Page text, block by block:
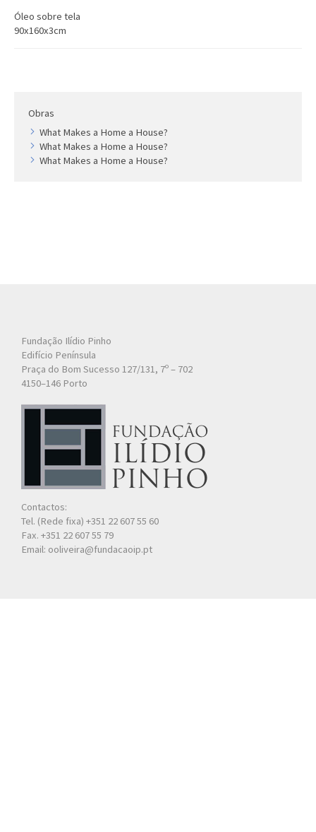
Óleo sobre tela
90x160x3cm
Obras
What Makes a Home a House?
What Makes a Home a House?
What Makes a Home a House?
Fundação Ilídio Pinho
Edifício Península
Praça do Bom Sucesso 127/131, 7º – 702
4150–146 Porto
Contactos:
Tel. (Rede fixa) +351 22 607 55 60
Fax. +351 22 607 55 79
Email: ooliveira@fundacaoip.pt